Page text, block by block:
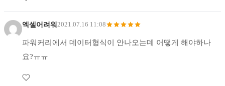
엑셀어려워2021.07.16 11:08
파워커리에서 데이터형식이 안나오는데 어떻게 해야하나
요?ㅠㅠ